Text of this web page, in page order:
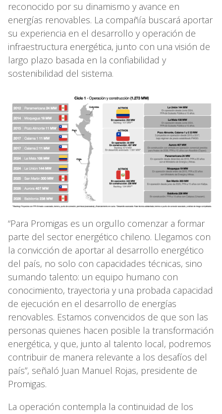
reconocido por su dinamismo y avance en
energías renovables. La compañía buscará aportar
su experiencia en el desarrollo y operación de
infraestructura energética, junto con una visión de
largo plazo basada en la confiabilidad y
sostenibilidad del sistema.
“Para Promigas es un orgullo comenzar a formar
parte del sector energético chileno. Llegamos con
la convicción de aportar al desarrollo energético
del país, no solo con capacidades técnicas, sino
sumando talento: un equipo humano con
conocimiento, trayectoria y una probada capacidad
de ejecución en el desarrollo de energías
renovables. Estamos convencidos de que son las
personas quienes hacen posible la transformación
energética, y que, junto al talento local, podremos
contribuir de manera relevante a los desafíos del
país”, señaló Juan Manuel Rojas, presidente de
Promigas.
La operación contempla la continuidad de los